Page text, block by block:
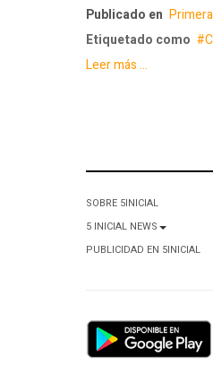
Publicado en
Etiquetado como
Leer más ...
SOBRE 5INICIAL
5 INICIAL NEWS
PUBLICIDAD EN 5INICIAL